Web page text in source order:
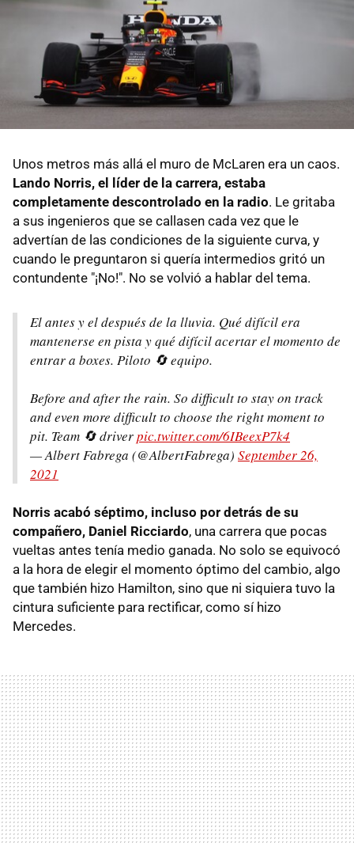
Unos metros más allá el muro de McLaren era un caos.
Lando Norris, el líder de la carrera, estaba
completamente descontrolado en la radio. Le gritaba
a sus ingenieros que se callasen cada vez que le
advertían de las condiciones de la siguiente curva, y
cuando le preguntaron si quería intermedios gritó un
contundente "¡No!". No se volvió a hablar del tema.
El antes y el después de la lluvia. Qué difícil era
mantenerse en pista y qué difícil acertar el momento de
entrar a boxes. Piloto 🔄 equipo.
Before and after the rain. So difficult to stay on track
and even more difficult to choose the right moment to
pit. Team 🔄 driverpic.twitter.com/6IBeexP7k4
— Albert Fabrega (@AlbertFabrega) September 26,
2021
Norris acabó séptimo, incluso por detrás de su
compañero, Daniel Ricciardo, una carrera que pocas
vueltas antes tenía medio ganada. No solo se equivocó
a la hora de elegir el momento óptimo del cambio, algo
que también hizo Hamilton, sino que ni siquiera tuvo la
cintura suficiente para rectificar, como sí hizo
Mercedes.